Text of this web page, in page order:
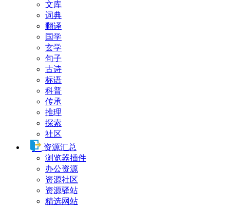
文库
词典
翻译
国学
玄学
句子
古诗
标语
科普
传承
推理
探索
社区
资源汇总
浏览器插件
办公资源
资源社区
资源驿站
精选网站